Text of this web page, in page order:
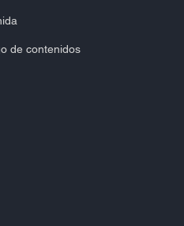
de contenidos